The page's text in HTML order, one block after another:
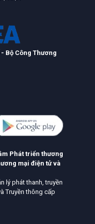
Bộ Công Thương
Phát triển thương
mại điện tử và
lý phát thanh, truyền
Truyền thông cấp